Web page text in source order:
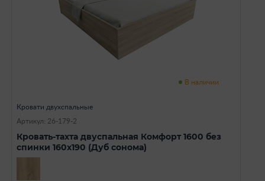
В наличии
Кровати двухспальные
Артикул: 26-179-2
Кровать-тахта двуспальная Комфорт 1600 без
спинки 160х190 (Дуб сонома)